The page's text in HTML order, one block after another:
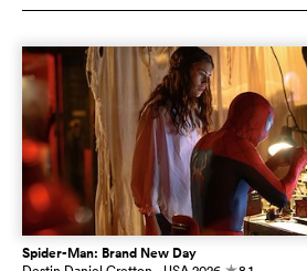
Spider-Man: Brand New Day